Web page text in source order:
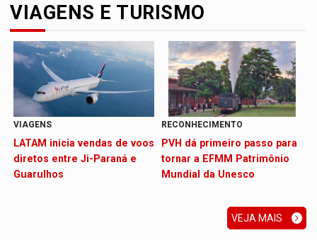
VIAGENS E TURISMO
VIAGENS
LATAM inicia vendas de voos
diretos entre Ji-Paraná e
Guarulhos
RECONHECIMENTO
PVH dá primeiro passo para
tornar a EFMM Patrimônio
Mundial da Unesco
VEJA MAIS